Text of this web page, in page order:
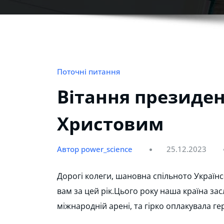
Поточні питання
Вітання
Христовим
Автор power_science 25.12.2023
Дорогі колеги, шановна спільното
вам за цей рік.Цього року наша країна
міжнародній арені, та гірко оплакувала